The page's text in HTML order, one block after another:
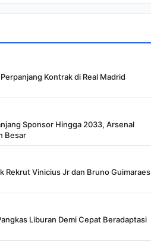
Kontrak di Real Madrid
Sponsor Hingga 2033, Arsenal
Besar
Rekrut Vinicius Jr dan Bruno Guimaraes
Liburan Demi Cepat Beradaptasi